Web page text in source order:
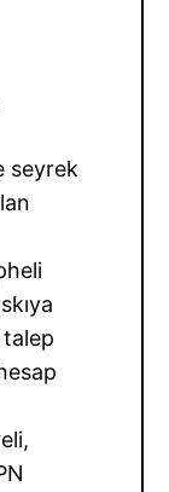
seyrek
talep